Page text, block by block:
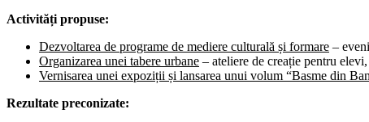
Activități propuse:
Dezvoltarea de programe de mediere culturală și formare –
Organizarea unei tabere urbane – ateliere de creație pentru
Vernisarea unei expoziții și lansarea unui volum “Basme din
Rezultate preconizate: